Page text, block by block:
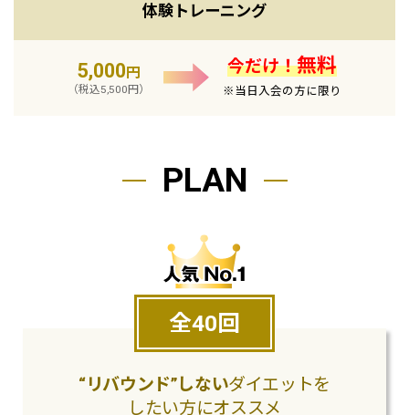
体験トレーニング
5,000 円
（税込5,500円）
今だけ！無料
※当日入会の方に限り
PLAN
全40回
“リバウンド”しないダイエットを
したい方にオススメ